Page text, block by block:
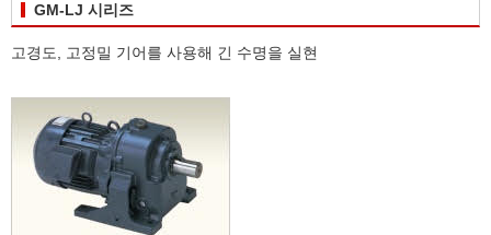
GM-LJ 시리즈
고경도, 고정밀 기어를 사용해 긴 수명을 실현